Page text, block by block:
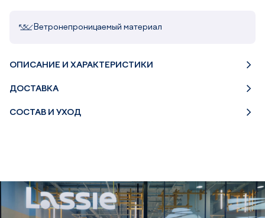
Ветронепроницаемый материал
ОПИСАНИЕ И ХАРАКТЕРИСТИКИ
ДОСТАВКА
СОСТАВ И УХОД